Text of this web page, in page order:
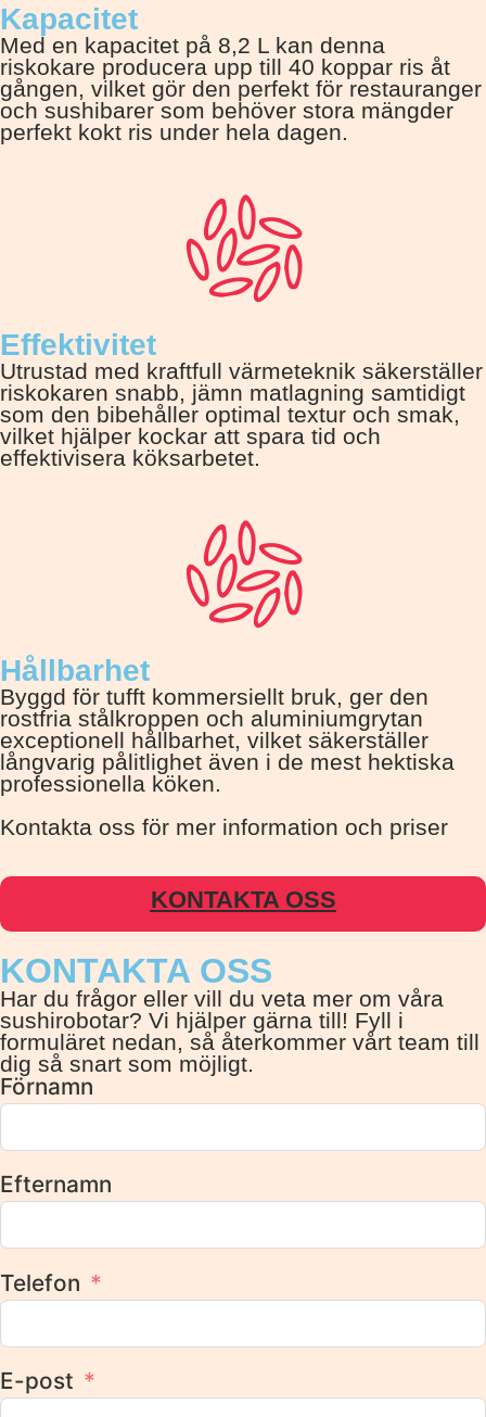
Kapacitet
Med en kapacitet på 8,2 L kan denna
riskokare producera upp till 40 koppar ris åt
gången, vilket gör den perfekt för restauranger
och sushibarer som behöver stora mängder
perfekt kokt ris under hela dagen.
Effektivitet
Utrustad med kraftfull värmeteknik säkerställer
riskokaren snabb, jämn matlagning samtidigt
som den bibehåller optimal textur och smak,
vilket hjälper kockar att spara tid och
effektivisera köksarbetet.
Hållbarhet
Byggd för tufft kommersiellt bruk, ger den
rostfria stålkroppen och aluminiumgrytan
exceptionell hållbarhet, vilket säkerställer
långvarig pålitlighet även i de mest hektiska
professionella köken.
Kontakta oss för mer information och priser
KONTAKTA OSS
KONTAKTA OSS
Har du frågor eller vill du veta mer om våra
sushirobotar? Vi hjälper gärna till! Fyll i
formuläret nedan, så återkommer vårt team till
dig så snart som möjligt.
Förnamn
Efternamn
Telefon
E-post